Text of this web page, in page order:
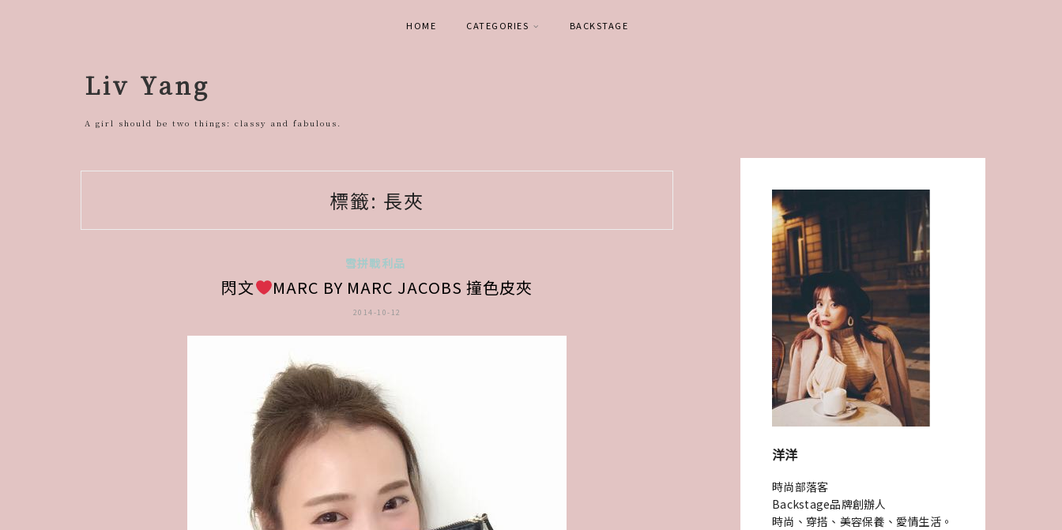
HOME CATEGORIES BACKSTAGE
Liv Yang
A girl should be two things: classy and fabulous.
標籤: 長夾
雪拼戰利品
閃文 MARC BY MARC JACOBS 撞色皮夾
2014-10-12
洋洋
時尚部落客
Backstage品牌創辦人
時尚、穿搭、美容保養、愛情生活。